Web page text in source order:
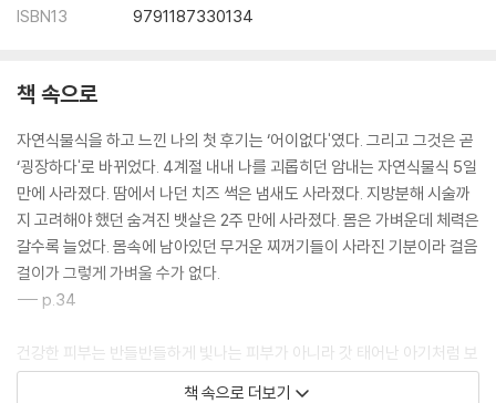
- 산 음식과 죽은 음식의 차이
- 계획 없이 치앙마이로 떠나다
- 길고양이는 귀엽지만 비둘기는 더럽다고?
- 내일 죽으면 뭐 할 거냐고?
- 못 먹는 게 아니라 안 먹는 거야
6장 - 단순한 음식이 단순한 삶을 완성한다
- 퇴사를 결심하다
- “대견하다, 엄마는 너를 늘 응원한단다. “
ISBN13
9791187330134
책 속으로
자연식물식을 하고 느낀 나의 첫 후기는 ‘어이없다'였다. 그리고 그것은 곧
‘굉장하다'로 바뀌었다. 4계절 내내 나를 괴롭히던 암내는 자연식물식 5일
만에 사라졌다. 땀에서 나던 치즈 썩은 냄새도 사라졌다. 지방분해 시술까
지 고려해야 했던 숨겨진 뱃살은 2주 만에 사라졌다. 몸은 가벼운데 체력은
갈수록 늘었다. 몸속에 남아있던 무거운 찌꺼기들이 사라진 기분이라 걸음
걸이가 그렇게 가벼울 수가 없다.
--- p.34
건강한 피부는 반들반들하게 빛나는 피부가 아니라 갓 태어난 아기처럼 보
송보송한 피부다. 비싼 화장품을 얼굴에 바르고, 각질을 제거하고, 문지르
책 속으로 더보기